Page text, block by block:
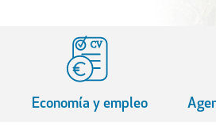
Economía y empleo